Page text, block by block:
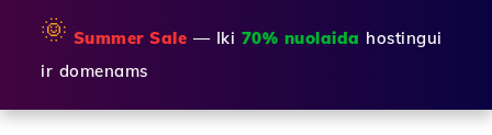
🌞 Summer Sale — Iki 70% nuolaida hostingui
ir domenams